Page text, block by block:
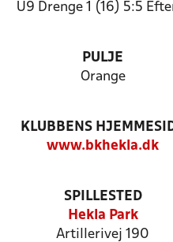
U9 Drenge 1 (16) 5:5
PULJE
Orange
KLUBBENS
www.bkhekla.dk
SPILLESTED
Hekla Park
Artillerivej 190